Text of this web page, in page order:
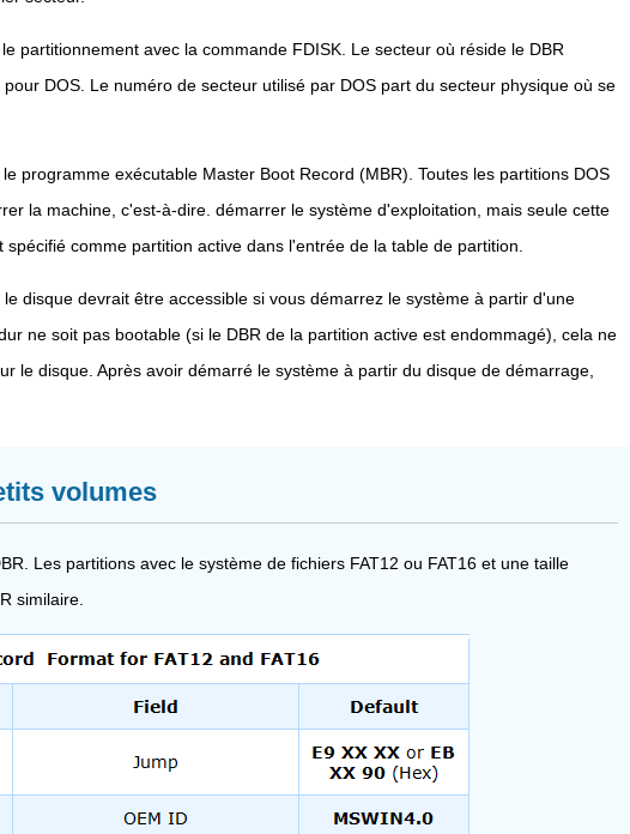
partitionnement avec la commande FDISK. Le secteur où réside le DBR
DOS. Le numéro de secteur utilisé par DOS part du secteur physique où se
programme exécutable Master Boot Record (MBR). Toutes les partitions DOS
la machine, c'est-à-dire. démarrer le système d'exploitation, mais seule cette
comme partition active dans l'entrée de la table de partition.
disque devrait être accessible si vous démarrez le système à partir d'une
ne soit pas bootable (si le DBR de la partition active est endommagé), cela ne
le disque. Après avoir démarré le système à partir du disque de démarrage,
volumes
Les partitions avec le système de fichiers FAT12 ou FAT16 et une taille
similaire.